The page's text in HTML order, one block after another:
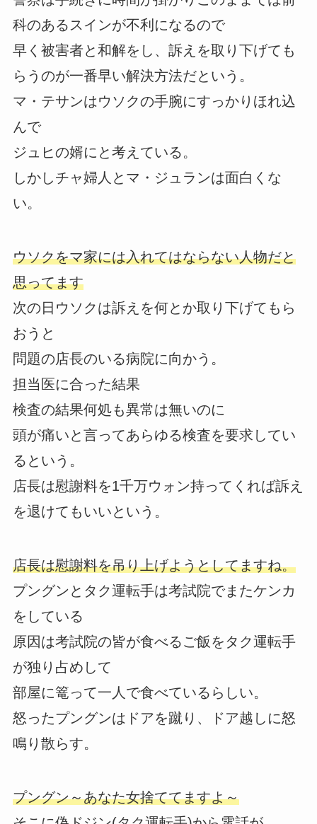
科のあるスインが不利になるので
早く被害者と和解をし、訴えを取り下げても
らうのが一番早い解決方法だという。
マ・テサンはウソクの手腕にすっかりほれ込
んで
ジュヒの婿にと考えている。
しかしチャ婦人とマ・ジュランは面白くな
い。
ウソクをマ家には入れてはならない人物だと
思ってます
次の日ウソクは訴えを何とか取り下げてもら
おうと
問題の店長のいる病院に向かう。
担当医に合った結果
検査の結果何処も異常は無いのに
頭が痛いと言ってあらゆる検査を要求してい
るという。
店長は慰謝料を1千万ウォン持ってくれば訴え
を退けてもいいという。
店長は慰謝料を吊り上げようとしてますね。
プングンとタク運転手は考試院でまたケンカ
をしている
原因は考試院の皆が食べるご飯をタク運転手
が独り占めして
部屋に篭って一人で食べているらしい。
怒ったプングンはドアを蹴り、ドア越しに怒
鳴り散らす。
プングン～あなた女捨ててますよ～